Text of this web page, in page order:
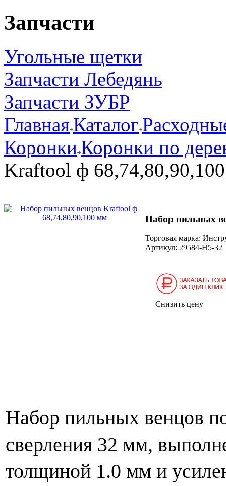
Запчасти
Угольные щетки
Запчасти Лебедянь
Запчасти ЗУБР
ГлавнаяКаталог
Коронки Коронки по
Kraftool ф
Набор пильных
Торговая марка:
Артикул: 29584-Н5-32
Снизить цену
Набор пильных венцов
сверления 32 мм,
толщиной 1.0 мм и